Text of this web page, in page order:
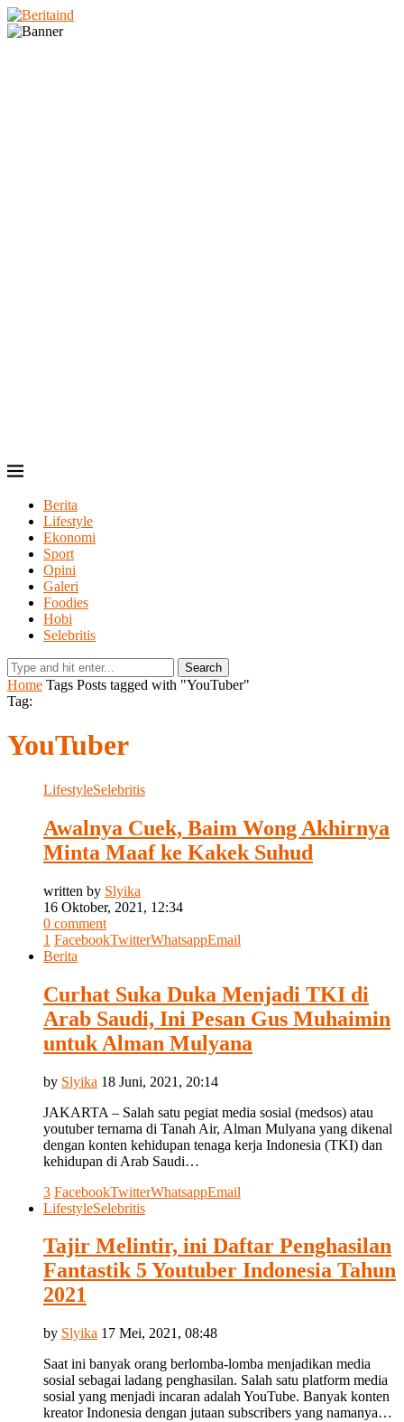
Berita
Lifestyle
Ekonomi
Sport
Opini
Galeri
Foodies
Hobi
Selebritis
Search
Home Tags Posts tagged with "YouTuber"
Tag:
YouTuber
LifestyleSelebritis
Awalnya Cuek, Baim Wong Akhirnya
Minta Maaf ke Kakek Suhud
written by Slyika
16 Oktober, 2021, 12:34
0 comment
1 FacebookTwitterWhatsappEmail
Berita
Curhat Suka Duka Menjadi TKI di
Arab Saudi, Ini Pesan Gus Muhaimin
untuk Alman Mulyana
by Slyika 18 Juni, 2021, 20:14
JAKARTA – Salah satu pegiat media sosial (medsos) atau
youtuber ternama di Tanah Air, Alman Mulyana yang dikenal
dengan konten kehidupan tenaga kerja Indonesia (TKI) dan
kehidupan di Arab Saudi…
3 FacebookTwitterWhatsappEmail
LifestyleSelebritis
Tajir Melintir, ini Daftar Penghasilan
Fantastik 5 Youtuber Indonesia Tahun
2021
by Slyika 17 Mei, 2021, 08:48
Saat ini banyak orang berlomba-lomba menjadikan media
sosial sebagai ladang penghasilan. Salah satu platform media
sosial yang menjadi incaran adalah YouTube. Banyak konten
kreator Indonesia dengan jutaan subscribers yang namanya…